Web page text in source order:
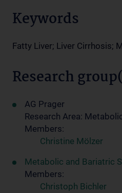
Keywords
Fatty Liver; Liver Cirrhosis;
Research
AG Prager
Research Area:
Members:
Christine Mölzer
Metabolic and Bariatric
Members:
Christoph Bichler